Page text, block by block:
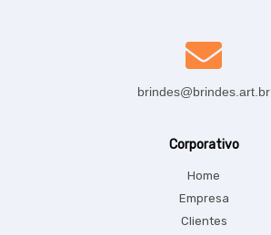
brindes@brindes.art.br
Corporativo
Home
Empresa
Clientes